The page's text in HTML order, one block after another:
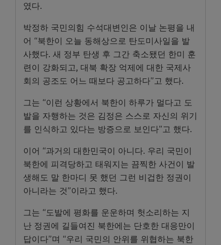
였다.
박정하 국민의힘 수석대변인은 이날 논평을 내
어 “북한이 오늘 동해상으로 탄도미사일을 발
사했다. 새 정부 탄생 후 그간 축소됐던 한미 훈
련이 강화되고, 대북 확장 억제에 대한 국제사
회의 공조도 어느 때보다 공고하다”고 했다.
그는 “이런 상황에서 북한이 하루가 멀다고 도
발을 자행하는 것은 김정은 스스로 자신의 위기
를 인식하고 있다는 방증으로 보인다”고 했다.
이어 “과거의 대한민국이 아니다. 우리 국민이
북한에 피격당하고 태워지는 끔찍한 사건이 발
생해도 말 한마디 못 했던 그런 비겁한 정권이
아니라는 것”이라고 했다.
그는 “도발에 평화를 운운하며 헛소리하는 지
난 정권에 길들여진 북한에는 단호한 대응만이
답이다”며 “우리 국민의 안위를 위협하는 북한